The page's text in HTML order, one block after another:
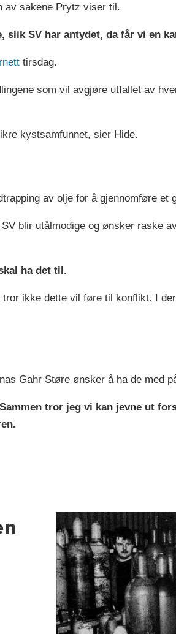
av sakene Prytz viser til.
SV har antydet, da får vi en
tirsdag.
som vil avgjøre utfallet av
kystsamfunnet, sier Hide.
av olje for å gjennomføre et
blir utålmodige og ønsker raske
ha det til.
ikke dette vil føre til konflikt. I
Gahr Støre ønsker å ha de med
tror jeg vi kan jevne ut